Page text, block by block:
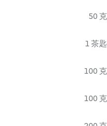
50 克
1 茶匙
100 克
100 克